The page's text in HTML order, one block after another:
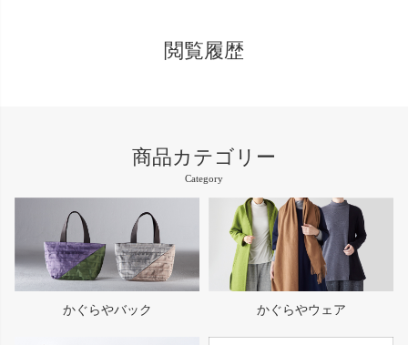
閲覧履歴
商品カテゴリー
Category
かぐらやバック かぐらやウェア